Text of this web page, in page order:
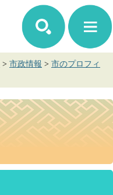
> 市政情報 > 市のプロフィ